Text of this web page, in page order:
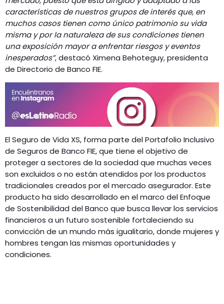
características de nuestros grupos de interés que, en
muchos casos tienen como único patrimonio su vida
misma y por la naturaleza de sus condiciones tienen
una exposición mayor a enfrentar riesgos y eventos
inesperados”, destacó Ximena Behoteguy, presidenta
de Directorio de Banco FIE.
El Seguro de Vida XS, forma parte del Portafolio Inclusivo
de Seguros de Banco FIE, que tiene el objetivo de
proteger a sectores de la sociedad que muchas veces
son excluidos o no están atendidos por los productos
tradicionales creados por el mercado asegurador. Este
producto ha sido desarrollado en el marco del Enfoque
de Sostenibilidad del Banco que busca llevar los servicios
financieros a un futuro sostenible fortaleciendo su
convicción de un mundo más igualitario, donde mujeres y
hombres tengan las mismas oportunidades y
condiciones.